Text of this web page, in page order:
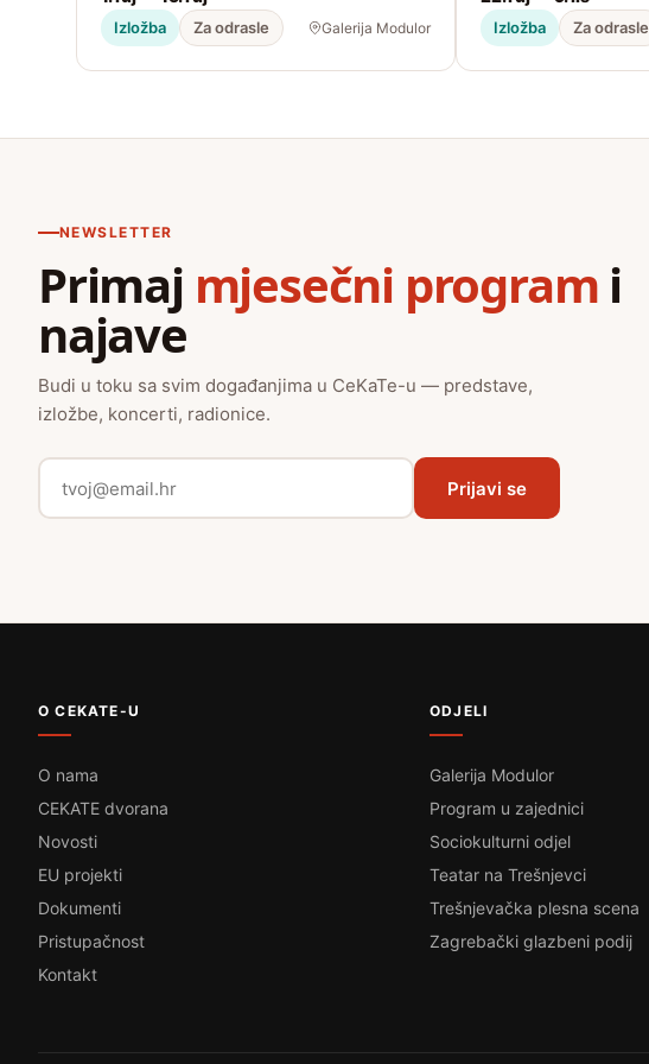
Izložba Za odrasle Galerija Modulor Izložba Za odrasle
NEWSLETTER
Primaj mjesečni program i
najave
Budi u toku sa svim događanjima u CeKaTe-u — predstave,
izložbe, koncerti, radionice.
Prijavi se
O CEKATE-U
O nama
CEKATE dvorana
Novosti
EU projekti
Dokumenti
Pristupačnost
Kontakt
ODJELI
Galerija Modulor
Program u zajednici
Sociokulturni odjel
Teatar na Trešnjevci
Trešnjevačka plesna scena
Zagrebački glazbeni podij